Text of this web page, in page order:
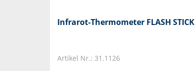
Infrarot-Thermometer FLASH STICK
Artikel Nr.: 31.1126